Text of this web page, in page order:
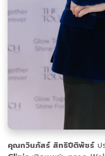
คุณกวินภัสร์ สิทธิปีติพัชร์ ป